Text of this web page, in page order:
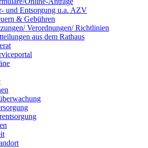
und Entsorgung u.a. AZV
& Gebühren
Verordnungen/ Richtlinien
aus dem Rathaus